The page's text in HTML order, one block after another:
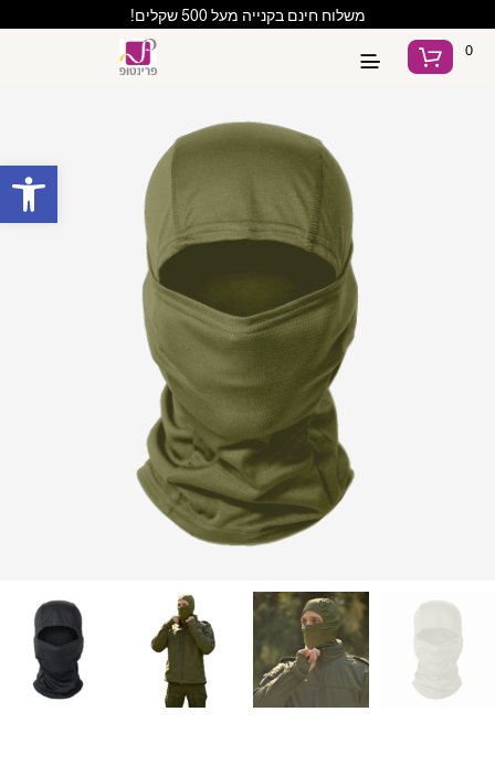
פתח סרגל נגישות
משלוח חינם בקנייה מעל 500 שקלים!
0